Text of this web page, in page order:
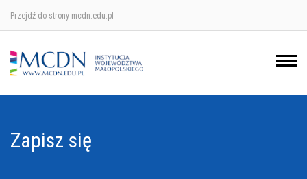
Przejdź do strony mcdn.edu.pl
Zapisz się
Ośrodek w Krakowie
Ośrodek w Nowym Sączu
Ośrodek w Tarnowie